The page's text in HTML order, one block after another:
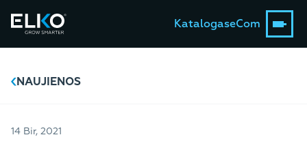
KatalogaseCom
NAUJIENOS
14 Bir, 2021